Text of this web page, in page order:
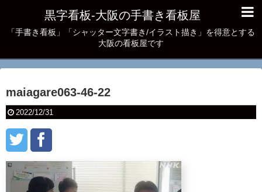
黒字看板‐大阪の手書き看板屋
「手書き看板」「シャッター文字書き/イラスト描き」を得意とする
大阪の看板屋です
maiagare063-46-22
2022/12/31